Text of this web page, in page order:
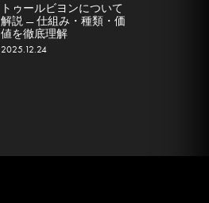
トゥールビヨンについて
解説 — 仕組み・種類・価
値を徹底理解
2025.12.24